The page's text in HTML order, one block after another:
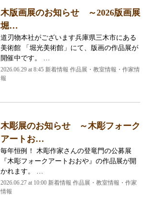
木版画展のお知らせ ～2026版画展
堀…
道刃物本社がございます兵庫県三木市にある
美術館 「堀光美術館」にて、版画の作品展が
開催中です。 …
2026.06.29 at 8:45 新着情報 作品展・教室情報・作家情
報
木彫展のお知らせ ～木彫フォーク
アートお…
毎年恒例！ 木彫作家さんの登竜門の公募展
『木彫フォークアートおおや』の作品展が開
かれます。 …
2026.06.27 at 10:00 新着情報 作品展・教室情報・作家
情報